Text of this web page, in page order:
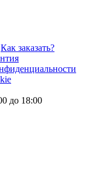
Как заказать?
до 18:00